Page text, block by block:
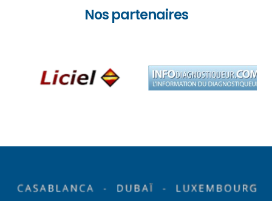
Nos partenaires